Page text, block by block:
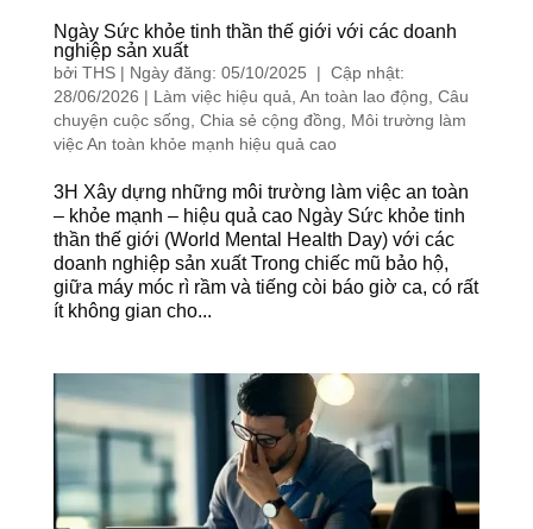
Ngày Sức khỏe tinh thần thế giới với các doanh
nghiệp sản xuất
bởi THS| Ngày đăng: 05/10/2025 | Cập nhật:
28/06/2026 | Làm việc hiệu quả An toàn lao động Câu
chuyện cuộc sống Chia sẻ cộng đồng
Môi trường làm
việc An toàn khỏe mạnh hiệu quả cao
3H Xây dựng những môi trường làm việc an toàn
– khỏe mạnh – hiệu quả cao Ngày Sức khỏe tinh
thần thế giới (World Mental Health Day) với các
doanh nghiệp sản xuất Trong chiếc mũ bảo hộ,
giữa máy móc rì rầm và tiếng còi báo giờ ca, có rất
ít không gian cho...